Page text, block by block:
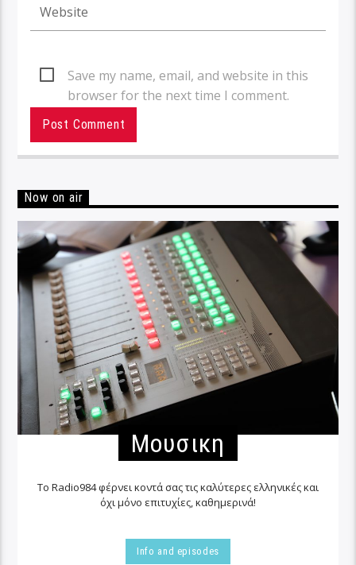
Save my name, email, and website in this
browser for the next time I comment.
Now on air
Μουσικη
Το Radio984 φέρνει κοντά σας τις καλύτερες ελληνικές και
όχι μόνο επιτυχίες, καθημερινά!
Info and episodes